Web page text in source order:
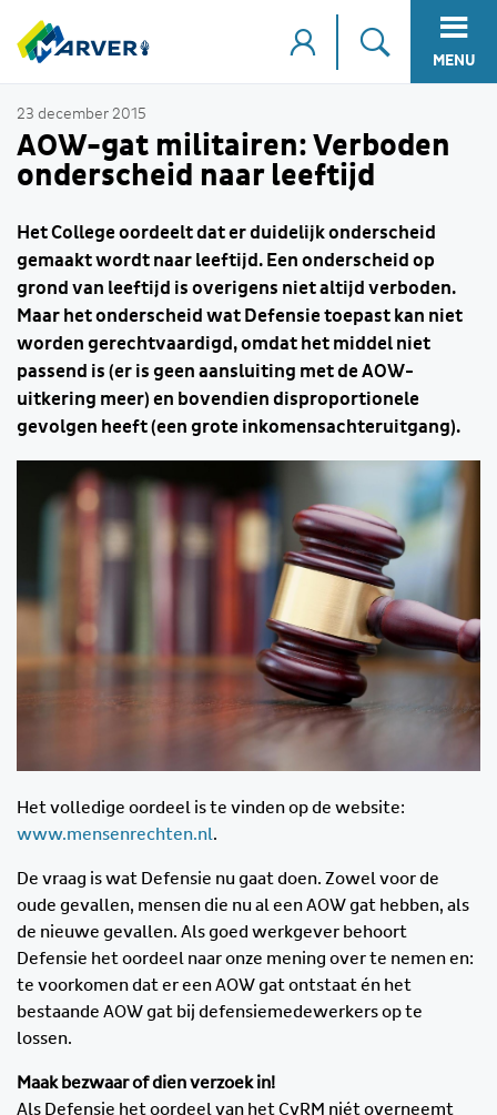
MENU
23 december 2015
AOW-gat militairen: Verboden
onderscheid naar leeftijd
Het College oordeelt dat er duidelijk onderscheid
gemaakt wordt naar leeftijd. Een onderscheid op
grond van leeftijd is overigens niet altijd verboden.
Maar het onderscheid wat Defensie toepast kan niet
worden gerechtvaardigd, omdat het middel niet
passend is (er is geen aansluiting met de AOW-
uitkering meer) en bovendien disproportionele
gevolgen heeft (een grote inkomensachteruitgang).
Het volledige oordeel is te vinden op de website:
www.mensenrechten.nl .
De vraag is wat Defensie nu gaat doen. Zowel voor de
oude gevallen, mensen die nu al een AOW gat hebben, als
de nieuwe gevallen. Als goed werkgever behoort
Defensie het oordeel naar onze mening over te nemen en:
te voorkomen dat er een AOW gat ontstaat én het
bestaande AOW gat bij defensiemedewerkers op te
lossen.
Maak bezwaar of dien verzoek in!
Als Defensie het oordeel van het CvRM niét overneemt